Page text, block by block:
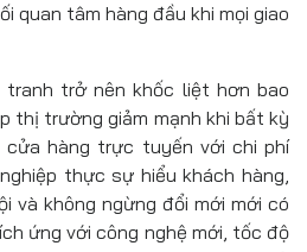
quan tâm hàng đầu khi mọi giao
tranh trở nên khốc liệt hơn bao
thị trường giảm mạnh khi bất kỳ
hàng trực tuyến với chi phí
thực sự hiểu khách hàng,
và không ngừng đổi mới mới có
ứng với công nghệ mới, tốc độ